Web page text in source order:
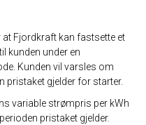
Fjordkraft kan fastsette et
kunden under en
Kunden vil varsles om
pristaket gjelder for starter.
variable strømpris per kWh
pristaket gjelder.